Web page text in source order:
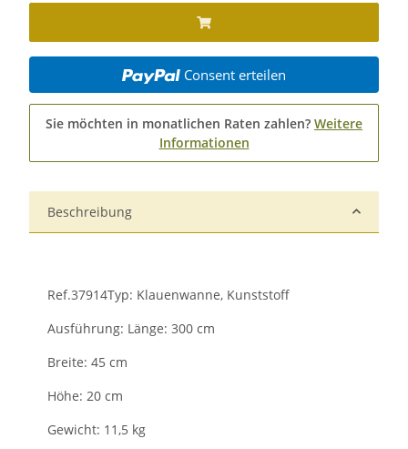
Consent erteilen
Sie möchten in monatlichen Raten zahlen? Weitere
Informationen
Beschreibung
Ref.37914Typ: Klauenwanne, Kunststoff
Ausführung: Länge: 300 cm
Breite: 45 cm
Höhe: 20 cm
Gewicht: 11,5 kg